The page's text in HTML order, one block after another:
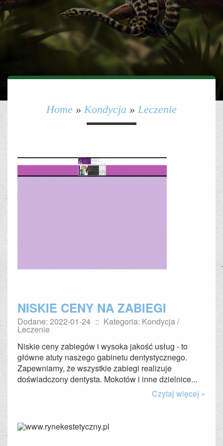
Home » Kondycja » Leczenie
NISKIE CENY NA ZABIEGI
Dodane: 2022-01-24 :: Kategoria: Kondycja /
Leczenie
Niskie ceny zabiegów i wysoka jakość usług - to
główne atuty naszego gabinetu dentystycznego.
Zapewniamy, że wszystkie zabiegi realizuje
doświadczony dentysta. Mokotów i inne dzielnice...
Czytaj więcej »